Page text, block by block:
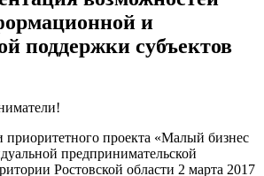
и
поддержки субъектов
приоритетного проекта «Малый бизнес
предпринимательской
Ростовской области 2 марта 2017